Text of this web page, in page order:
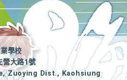
學校
營大路1號
Zuoying Dist., Kaohsiung